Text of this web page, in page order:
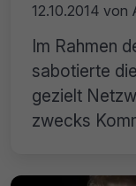
12.10.2014 von
Im Rahmen
sabotierte
gezielt
zwecks